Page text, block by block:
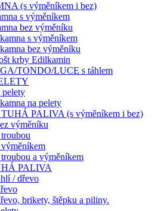
(s výměníkem i bez)
s výměníkem
bez výměníku
s výměníkem
bez výměníku
krby Edilkamin
TONDO/LUCE s táhlem
pelety
na pelety
PALIVA (s výměníkem i bez)
výměníku
a výměníkem
PALIVA
/ dřevo
brikety, štěpku a piliny.